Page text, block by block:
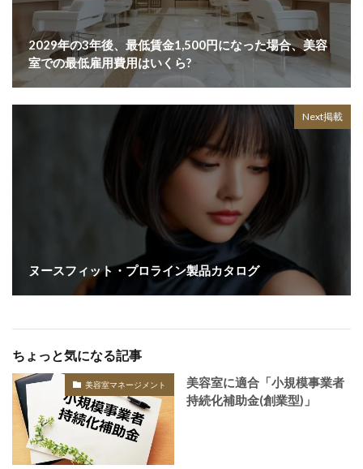
2029年の3年後、最低賃金1,500円になった場合、美容
室での最低雇用費用はいくら?
Next掲載
ヌースフィット・プロライン製品カタログ
ちょっと気になる記事
美容室マネージメント
美容室に適合「小規模事業者
持続化補助金(創業型)」